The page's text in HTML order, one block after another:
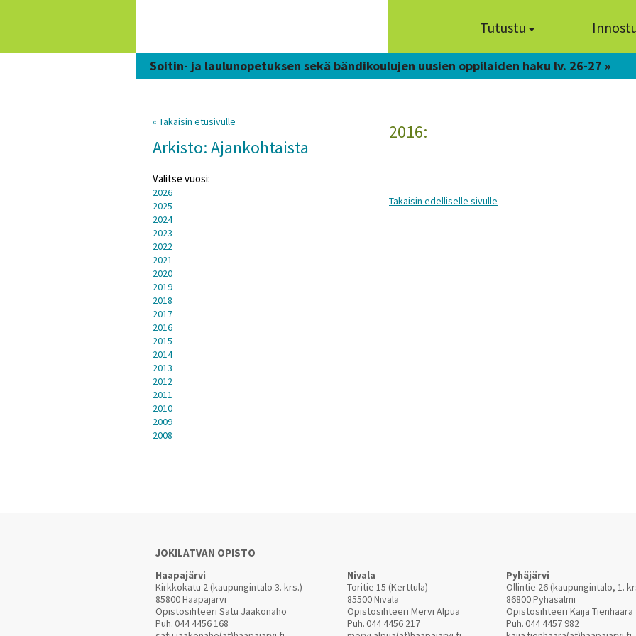
Tutustu
Soitin- ja laulunopetuksen sekä bändikoulujen uusien oppilaiden haku lv. 26-27 »
2016:
Takaisin edelliselle sivulle
« Takaisin etusivulle
Arkisto: Ajankohtaista
Valitse vuosi:
2026
2025
2024
2023
2022
2021
2020
2019
2018
2017
2016
2015
2014
2013
2012
2011
2010
2009
2008
JOKILATVAN OPISTO
Haapajärvi
Kirkkokatu 2 (kaupungintalo 3. krs.)
85800 Haapajärvi
Opistosihteeri Satu Jaakonaho
Puh.044 4456 168
Nivala
Toritie 15 (Kerttula)
85500 Nivala
Opistosihteeri Mervi Alpua
Puh.044 4456 217
Pyhäjärvi
Ollintie 26 (kaupungintalo, 1.
86800 Pyhäsalmi
Opistosihteeri Kaija Tienhaara
Puh.044 4457 982